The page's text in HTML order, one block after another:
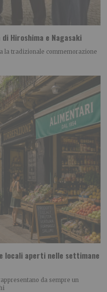
Hiroshima e Nagasaki
la tradizionale commemorazione
locali aperti nelle settimane
da sempre un